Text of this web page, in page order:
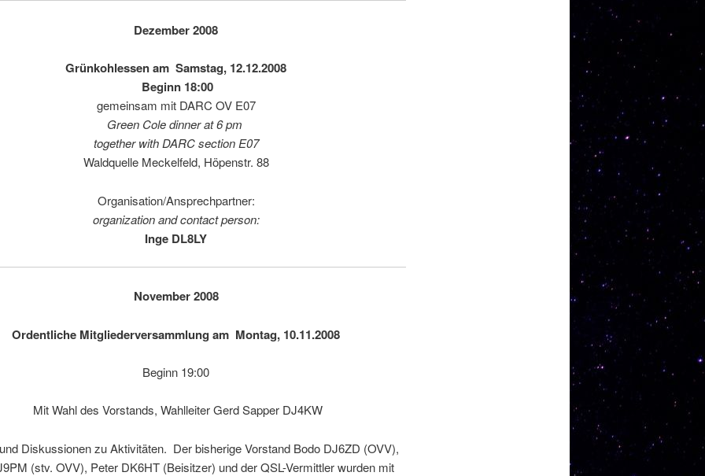
Dezember 2008
Grünkohlessen am Samstag, 12.12.2008
Beginn 18:00
gemeinsam mit DARC OV E07
Green Cole dinner at 6 pm
together with DARC section E07
Waldquelle Meckelfeld, Höpenstr. 88
Organisation/Ansprechpartner:
organization and contact person:
Inge DL8LY
November 2008
Ordentliche Mitgliederversammlung am Montag, 10.11.2008
Beginn 19:00
Mit Wahl des Vorstands, Wahlleiter Gerd Sapper DJ4KW
Diskussionen zu Aktivitäten. Der bisherige Vorstand Bodo DJ6ZD (OVV),
(stv. OVV), Peter DK6HT (Beisitzer) und der QSL-Vermittler wurden mit